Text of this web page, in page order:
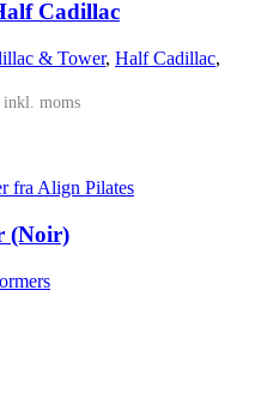
Cadillac
& Tower, Half Cadillac,
var: 55.890 SEK kr..
Det nuvarande priset är: 53.995
inkl. moms
(Noir)